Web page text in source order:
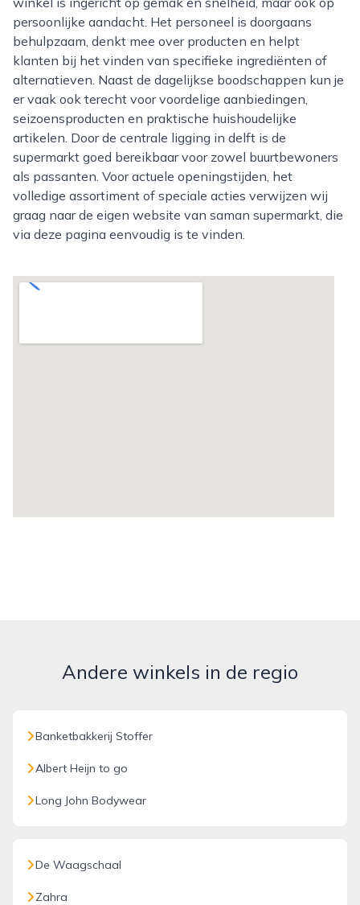
persoonlijke aandacht. Het personeel is doorgaans
behulpzaam, denkt mee over producten en helpt
klanten bij het vinden van specifieke ingrediënten of
alternatieven. Naast de dagelijkse boodschappen kun je
er vaak ook terecht voor voordelige aanbiedingen,
seizoensproducten en praktische huishoudelijke
artikelen. Door de centrale ligging in delft is de
supermarkt goed bereikbaar voor zowel buurtbewoners
als passanten. Voor actuele openingstijden, het
volledige assortiment of speciale acties verwijzen wij
graag naar de eigen website van saman supermarkt, die
via deze pagina eenvoudig is te vinden.
Andere winkels in de regio
Banketbakkerij Stoffer
Albert Heijn to go
Long John Bodywear
De Waagschaal
Zahra